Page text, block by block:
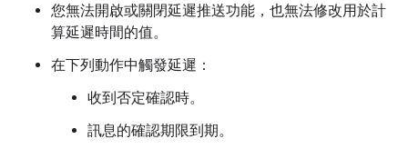
您無法開啟或關閉延遲推送功能，也無法修改用於計
算延遲時間的值。
在下列動作中觸發延遲：
收到否定確認時。
訊息的確認期限到期。